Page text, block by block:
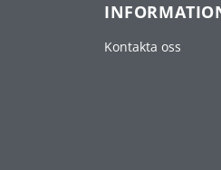
Kontakta oss